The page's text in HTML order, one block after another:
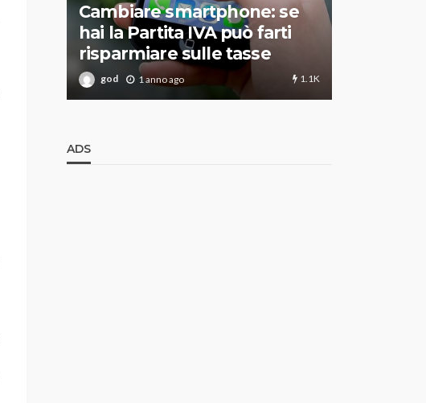
Cambiare smartphone: se
hai la Partita IVA può farti
risparmiare sulle tasse
god 1 anno ago 1.1K
ADS